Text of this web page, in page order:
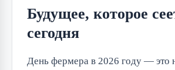
Будущее, которое
сегодня
День фермера в 2026 году — это